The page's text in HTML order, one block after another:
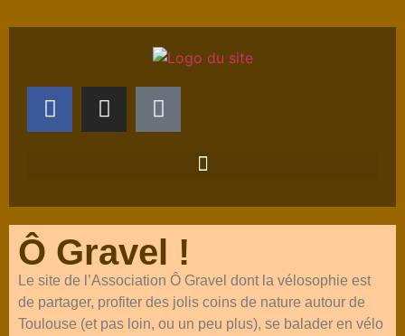
Ô Gravel !
Le site de l’Association Ô Gravel dont la vélosophie est
de partager, profiter des jolis coins de nature autour de
Toulouse (et pas loin, ou un peu plus), se balader en vélo